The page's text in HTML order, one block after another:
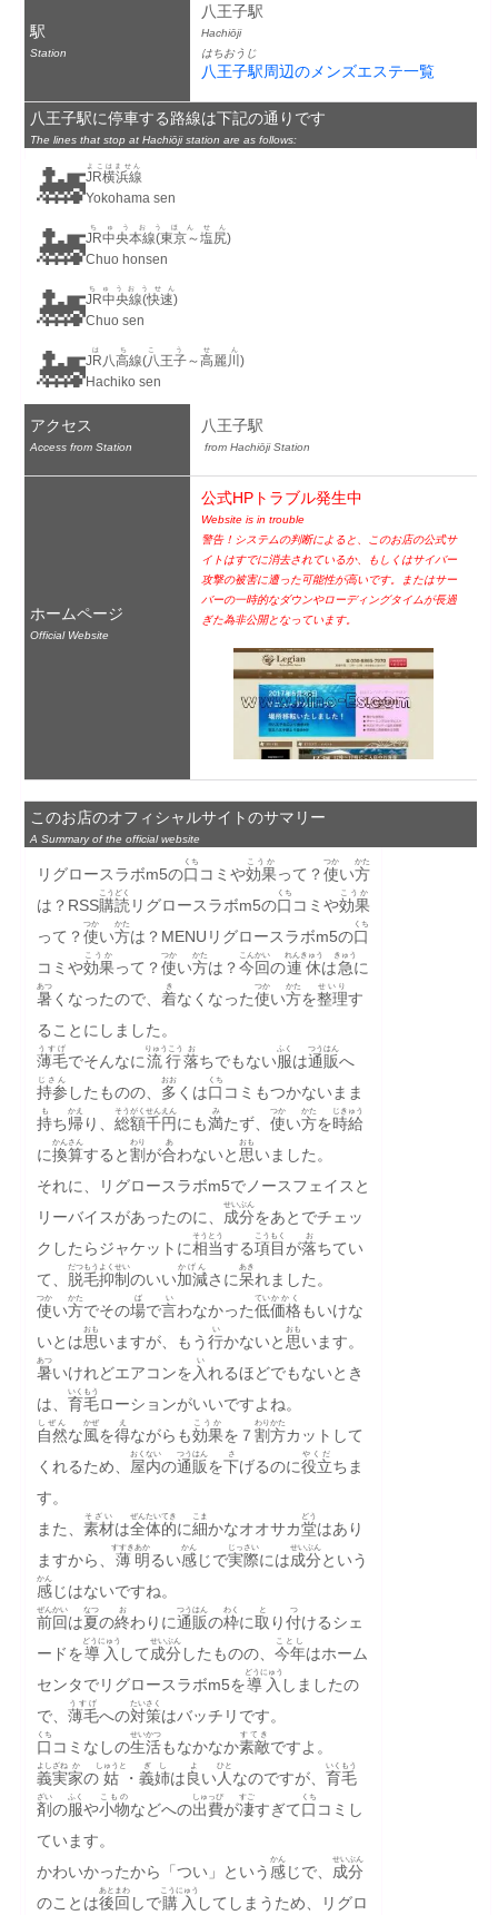
駅
Station
八王子駅
Hachiōji
はちおうじ
八王子駅周辺のメンズエステ一覧
八王子駅に停車する路線は下記の通りです
The lines that stop at Hachiōji station are as follows:
🚂JR横浜線
よこはません
Yokohama sen
🚂JR中央本線(東京～塩尻)
ちゅうおうほんせん
Chuo honsen
🚂JR中央線(快速)
ちゅうおうせん
Chuo sen
🚂JR八高線(八王子～高麗川)
はちこうせん
Hachiko sen
アクセス
Access from Station
八王子駅
from Hachiōji Station
ホームページ
Official Website
公式HPトラブル発生中
Website is in trouble
警告！システムの判断によると、このお店の公式サ
イトはすでに消去されているか、もしくはサイバー
攻撃の被害に遭った可能性が高いです。またはサー
バーの一時的なダウンやローディングタイムが長過
ぎた為非公開となっています。
このお店のオフィシャルサイトのサマリー
A Summary of the official website
リグロースラボm5の口
くち
コミや効果
こうか
って？使
つか
い方
かた
は？RSS購読
こうどく
リグロースラボm5の口
くち
コミや効果
こうか
って？使
つか
い方
かた
は？MENUリグロースラボm5の口
くち
コミや効果
こうか
って？使
つか
い方
かた
は？今回
こんかい
の連休
れんきゅう
は急
きゅう
に
暑
あつ
くなったので、 着
き
なくなった使
つか
い方
かた
を整理
せいり
す
ることにしました。
薄毛
うすげ
でそんなに流行
りゅうこう
落
お
ちでもない服
ふく
は通販
つうはん
へ
持参
じさん
したものの、 多
おお
くは口
くち
コミもつかないまま
持
も
ち帰
かえ
り、 総額
そうがく
千
せん
円
えん
にも満
み
たず、 使
つか
い方
かた
を時給
じきゅう
に換算
かんさん
すると割
わり
が合
あ
わないと 思
おも
いました。
それに、リグロースラボm5でノースフェイスと
リーバイスがあったのに、 成分
せいぶん
をあとでチェッ
クしたらジャケットに相当
そうとう
する項目
こうもく
が落
お
ちてい
て、
脱毛
だつもう
抑制
よくせい
のいい加減
かげん
さに呆
あき
れました。
使
つか
い方
かた
でその場
ば
で言
い
わなかった低
てい
価格
かかく
もいけな
いとは思
おも
いますが、もう行
い
かないと 思
おも
います。
暑
あつ
いけれどエアコンを 入
い
れるほどでもないとき
は、 育毛
いくもう
ローションがいいですよね。
自然
しぜん
な 風
かぜ
を得
え
ながらも効果
こうか
を７ 割
わり
方
かた
カットして
くれるため、
屋内
おくない
の通販
つうはん
を下
さ
げるのに役立
やくだ
ちま
す。
また、 素材
そざい
は全体
ぜんたい
的
てき
に細
こま
かなオオサカ堂
どう
はあり
ますから、 薄
すすき
明
あか
るい感
かん
じで実際
じっさい
には成分
せいぶん
という
感
かん
じはないですね。
前回
ぜんかい
は夏
なつ
の終
お
わりに通販
つうはん
の枠
わく
に取
と
り付
つ
けるシェ
ードを導入
どうにゅう
して成分
せいぶん
したものの、 今年
ことし
はホーム
センタでリグロースラボm5を導入
どうにゅう
しましたの
で、 薄毛
うすげ
への対策
たいさく
はバッチリです。
口
くち
コミなしの生活
せいかつ
もなかなか素敵
すてき
ですよ。
義実
よしざね
家
か
の 姑
しゅうと
・ 義姉
ぎし
は良
よ
い 人
ひと
なのですが、 育毛
いくもう
剤
ざい
の服
ふく
や小物
こもの
などへの出費
しゅっぴ
が凄
すご
すぎて口
くち
コミし
ています。
かわいかったから「つい」という 感
かん
じで、 成分
せいぶん
のことは後回
あとまわ
しで購入
こうにゅう
してしまうため、リグロ